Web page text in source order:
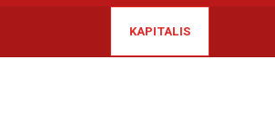
KAPITALIS